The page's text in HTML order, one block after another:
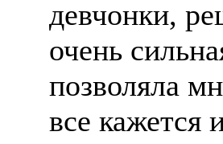
девчонки,
очень
позволяла
все кажется